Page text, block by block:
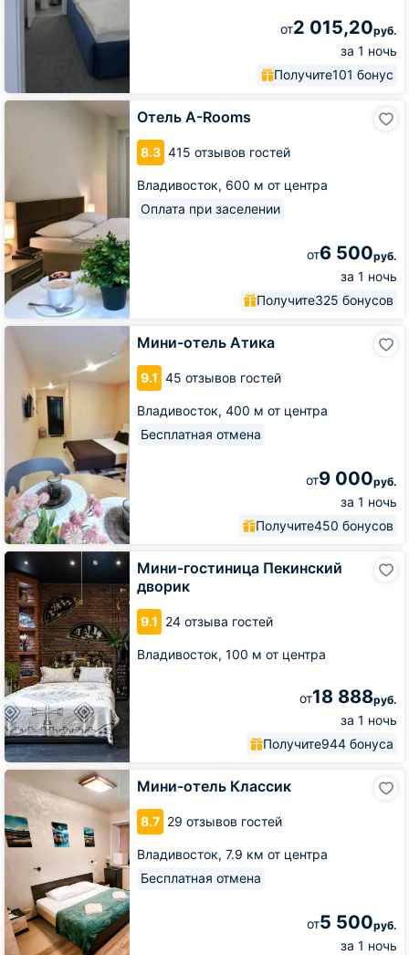
от2 015,20руб.
за 1 ночь
Получите101 бонус
Отель A-Rooms
8.3 415 отзывов гостей
Владивосток, 600 м от центра
Оплата при заселении
от6 500руб.
за 1 ночь
Получите325 бонусов
Отель
Мини-отель Атика
9.1 45 отзывов гостей
Владивосток, 400 м от центра
Бесплатная отмена
от9 000руб.
за 1 ночь
Получите450 бонусов
Мини-
Мини-гостиница Пекинский
дворик
9.1 24 отзыва гостей
Владивосток, 100 м от центра
от18 888руб.
за 1 ночь
Получите944 бонуса
Мини-
гостиница
Пекинский
дворик
Мини-отель Классик
8.7 29 отзывов гостей
Владивосток, 7.9 км от центра
Бесплатная отмена
от5 500руб.
за 1 ночь
Мини-
отель
Классик